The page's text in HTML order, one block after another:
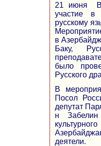
21 июня
участие в
русскому
в
Баку,
было
Русского
В
Посол
депутат
н Забелин
деятели.